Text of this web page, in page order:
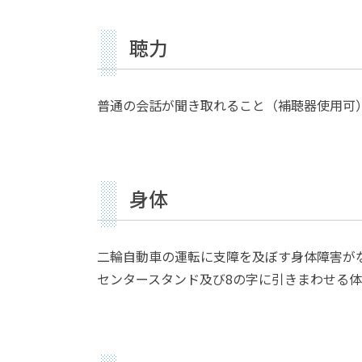
聴力
普通の会話が聞き取れること（補聴器使用可
身体
二輪自動車の運転に支障を及ぼす身体障害が
センタースタンド及び8の字に引きまわせる体